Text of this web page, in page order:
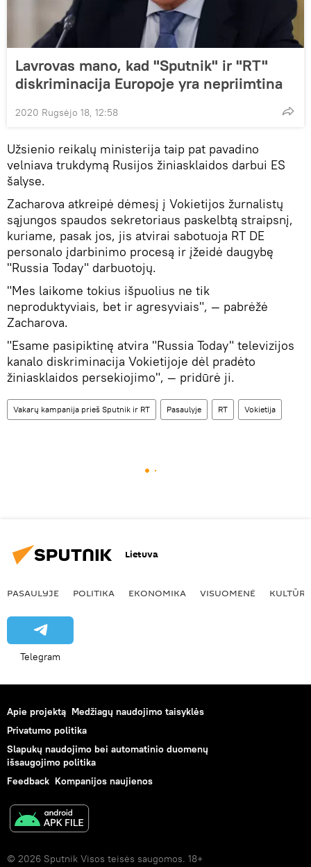
Lavrovas mano, kad "Sputnik" ir "RT"
diskriminacija Europoje yra nepriimtina
2020 Rugsėjo 18, 12:58
Užsienio reikalų ministerija taip pat pavadino
velniava trukdymą Rusijos žiniasklaidos darbui ES
šalyse.
Zacharova atkreipė dėmesį į Vokietijos žurnalistų
sąjungos spaudos sekretoriaus paskelbtą straipsnį,
kuriame, pasak jos, jis atvirai sabotuoja RT DE
personalo įdarbinimo procesą ir įžeidė daugybę
"Russia Today" darbuotojų.
"Mes laikome tokius išpuolius ne tik
neproduktyviais, bet ir agresyviais", — pabrėžė
Zacharova.
"Esame pasipiktinę atvira "Russia Today" televizijos
kanalo diskriminacija Vokietijoje dėl pradėto
žiniasklaidos persekiojimo", — pridūrė ji.
Vakarų kampanija prieš Sputnik ir RT Pasaulyje RT Vokietija
Lietuva
PASAULYJE POLITIKA EKONOMIKA VISUOMENĖ KULTŪRA
Telegram
Apie projektą Medžiagų naudojimo taisyklės
Privatumo politika
Slapukų naudojimo bei automatinio duomenų
išsaugojimo politika
Feedback Kompanijos naujienos
© 2026 Sputnik Visos teisės saugomos. 18+